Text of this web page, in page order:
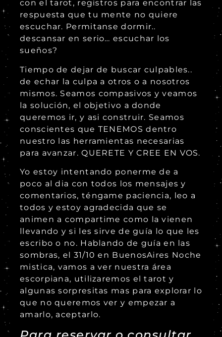
con el tarot, registros para encontrar las
respuesta que tu mente no quiere
escuchar. Permitanse dormir..
descansar en serio… escuchar los
sueños?
Tiempo de dejar de buscar culpables..
de echar la culpa a otros o a nosotros
mismos. Seamos compasivos y veamos
la solución, el objetivo a donde
queremos ir, y asi construir. Seamos
conscientes que TENEMOS dentro
nuestro las herramientas necesarias
para avanzar. QUERETE Y CREE EN VOS.
Yo estoy intentando ponerme de a
poco al dia con todos los mensajes y
comentarios, téngame paciencia, leo a
todos y estoy agradecida que se
animen a compartime como la vienen
llevando y si les sirve de guía lo que les
escribo o no. Hablando de guía en las
sombras, el 31/10 en BuenosAires Noche
mistica, vamos a ver nuestra área
escorpiana, utilizaremos el tarot y
algunas sorpresitas mas para explorar lo
que no queremos ver y empezar a
amarlo, aceptarlo.